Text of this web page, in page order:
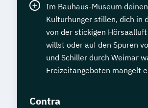
Im Bauhaus-Museum deinen
Kulturhunger stillen, dich in
von der stickigen
willst oder auf den Spuren
und Schiller durch Weimar
Freizeitangeboten mangelt
Contra